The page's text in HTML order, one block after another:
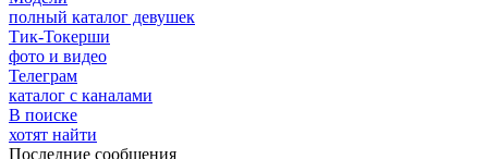
полный каталог девушек
Тик-Токерши
фото и видео
Телеграм
каталог с каналами
В поиске
хотят найти
Последние сообщения